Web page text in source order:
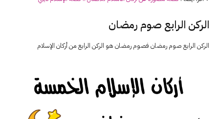
الركن الرابع صوم رمضان
الركن الرابع صوم رمضان فصوم رمضان هو الركن الرابع من أركان الإسلام